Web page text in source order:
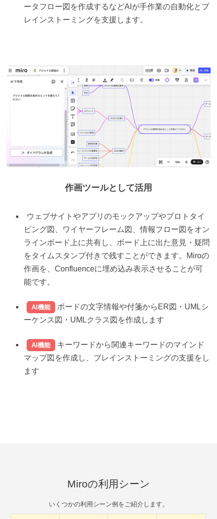
ータフロー図を作成するなどAIが手作業の自動化とブ
レインストーミングを支援します。
作画ツールとして活用
ウェブサイトやアプリのモックアップやプロトタイ
ピング図、ワイヤーフレーム図、情報フロー図をオン
ラインボード上に共有し、ボード上に出た意見・疑問
をタイムスタンプ付きで残すことができます。Miroの
作画を、Confluenceに埋め込み表示させることが可
能です。
AI機能
ボードの文字情報や付箋からER図・UMLシ
ーケンス図・UMLクラス図を作成します
AI機能
キーワードから関連キーワードのマインド
マップ図を作成し、ブレインストーミングの支援をし
ます
Miroの利用シーン
いくつかの利用シーン例をご紹介します。